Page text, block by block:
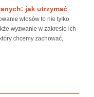
jak utrzymać
włosów to nie tylko
wyzwanie w zakresie ich
chcemy zachować,